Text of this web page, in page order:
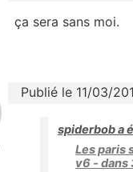
ça sera sans moi.
Publié le 11/03/
spiderbob a
Les paris
v6 - dans